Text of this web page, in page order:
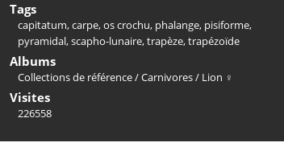
Tags
capitatum,carpe,os crochu, phalange, pisiforme,
pyramidal,scapho-lunaire,trapèze,trapézoïde
Albums
Collections de référence/Carnivores/ Lion ♀
Visites
226558